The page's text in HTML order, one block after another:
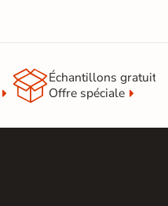
Échantillons gratuit
Offre spéciale